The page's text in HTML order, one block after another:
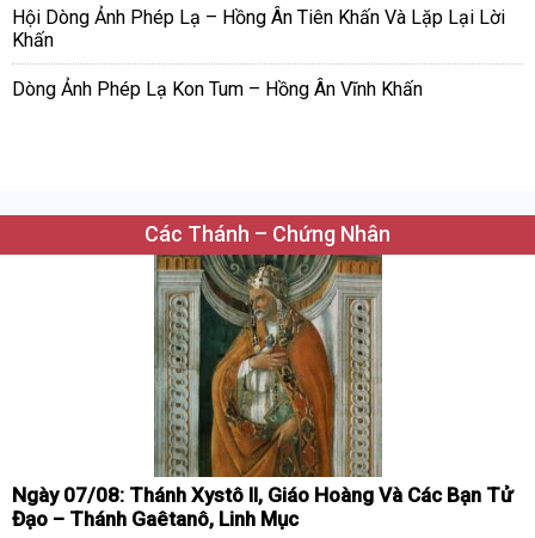
Hội Dòng Ảnh Phép Lạ – Hồng Ân Tiên Khấn Và Lặp Lại Lời
Khấn
Dòng Ảnh Phép Lạ Kon Tum – Hồng Ân Vĩnh Khấn
Các Thánh – Chứng Nhân
Ngày 07/08: Thánh Xystô II, Giáo Hoàng Và Các Bạn Tử
Đạo – Thánh Gaêtanô, Linh Mục